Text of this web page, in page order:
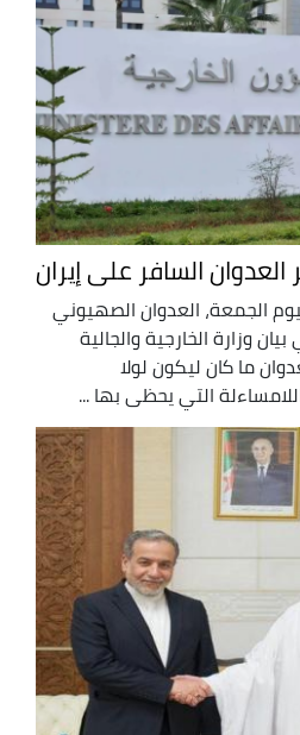
السافر على إيران
الجمعة، العدوان الصهيوني
وزارة الخارجية والجالية
ما كان ليكون لولا
التي يحظى بها ...